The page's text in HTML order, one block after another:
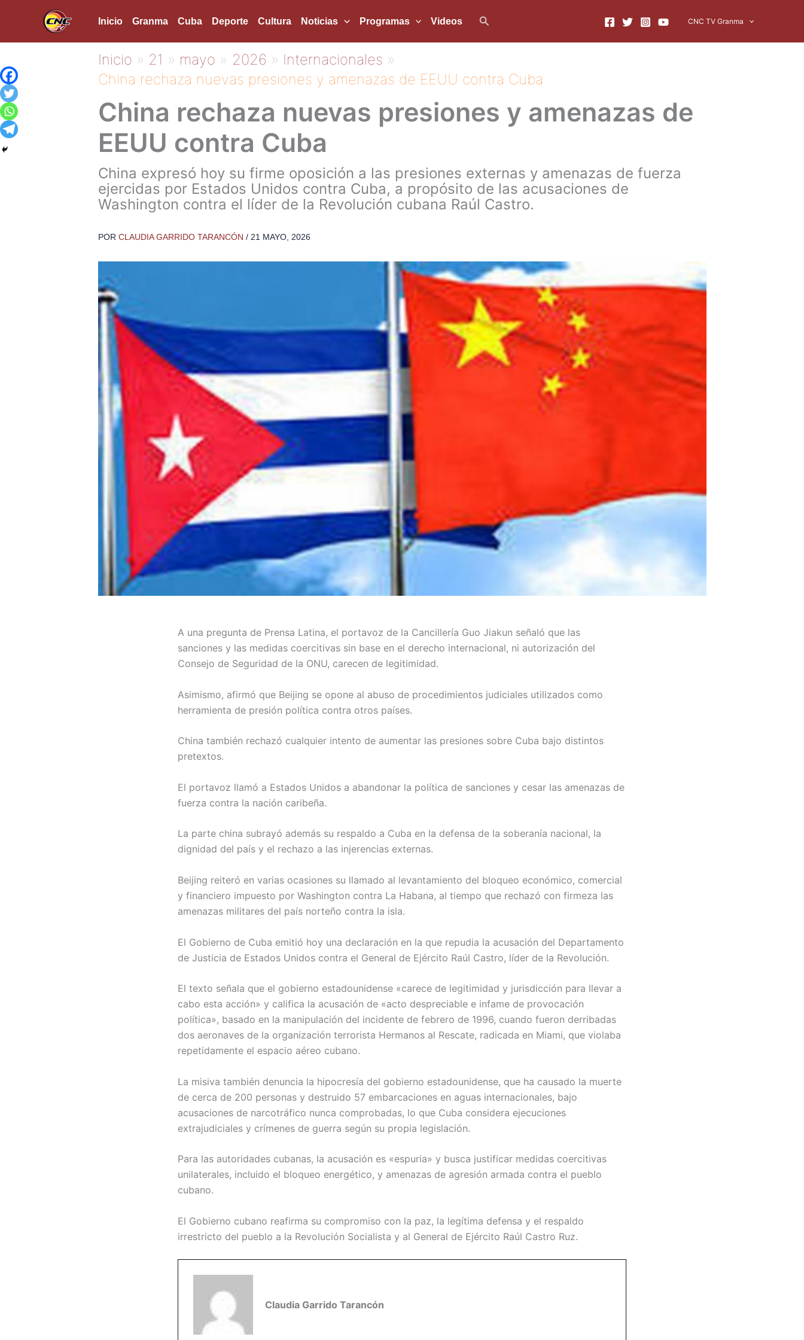
Inicio Granma Cuba Deporte Cultura Noticias Programas Videos Buscar CNC TV Granma
Inicio 21 mayo 2026
Internacionales
China rechaza nuevas presiones y amenazas de EEUU contra Cuba
China rechaza nuevas presiones y amenazas de
EEUU contra Cuba
China expresó hoy su firme oposición a las presiones externas y amenazas de fuerza
ejercidas por Estados Unidos contra Cuba, a propósito de las acusaciones de
Washington contra el líder de la Revolución cubana Raúl Castro.
POR CLAUDIA GARRIDO TARANCÓN / 21 MAYO, 2026
A una pregunta de Prensa Latina, el portavoz de la Cancillería Guo Jiakun señaló que las
sanciones y las medidas coercitivas sin base en el derecho internacional, ni autorización del
Consejo de Seguridad de la ONU, carecen de legitimidad.
Asimismo, afirmó que Beijing se opone al abuso de procedimientos judiciales utilizados como
herramienta de presión política contra otros países.
China también rechazó cualquier intento de aumentar las presiones sobre Cuba bajo distintos
pretextos.
El portavoz llamó a Estados Unidos a abandonar la política de sanciones y cesar las amenazas de
fuerza contra la nación caribeña.
La parte china subrayó además su respaldo a Cuba en la defensa de la soberanía nacional, la
dignidad del país y el rechazo a las injerencias externas.
Beijing reiteró en varias ocasiones su llamado al levantamiento del bloqueo económico, comercial
y financiero impuesto por Washington contra La Habana, al tiempo que rechazó con firmeza las
amenazas militares del país norteño contra la isla.
El Gobierno de Cuba emitió hoy una declaración en la que repudia la acusación del Departamento
de Justicia de Estados Unidos contra el General de Ejército Raúl Castro, líder de la Revolución.
El texto señala que el gobierno estadounidense «carece de legitimidad y jurisdicción para llevar a
cabo esta acción» y califica la acusación de «acto despreciable e infame de provocación
política», basado en la manipulación del incidente de febrero de 1996, cuando fueron derribadas
dos aeronaves de la organización terrorista Hermanos al Rescate, radicada en Miami, que violaba
repetidamente el espacio aéreo cubano.
La misiva también denuncia la hipocresía del gobierno estadounidense, que ha causado la muerte
de cerca de 200 personas y destruido 57 embarcaciones en aguas internacionales, bajo
acusaciones de narcotráfico nunca comprobadas, lo que Cuba considera ejecuciones
extrajudiciales y crímenes de guerra según su propia legislación.
Para las autoridades cubanas, la acusación es «espuria» y busca justificar medidas coercitivas
unilaterales, incluido el bloqueo energético, y amenazas de agresión armada contra el pueblo
cubano.
El Gobierno cubano reafirma su compromiso con la paz, la legítima defensa y el respaldo
irrestricto del pueblo a la Revolución Socialista y al General de Ejército Raúl Castro Ruz.
Claudia Garrido Tarancón